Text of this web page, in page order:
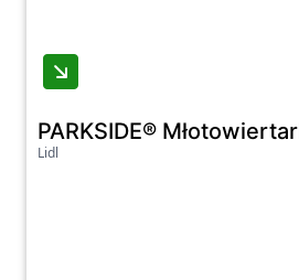
PARKSIDE®
Lidl